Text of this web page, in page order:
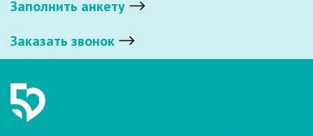
Заполнить анкету
Заказать звонок